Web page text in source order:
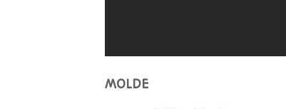
MOLDE